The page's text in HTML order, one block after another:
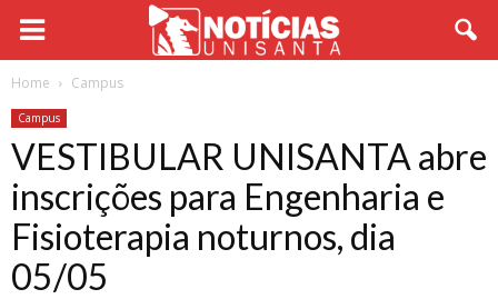
Home Campus
Campus
VESTIBULAR UNISANTA abre
inscrições para Engenharia e
Fisioterapia noturnos, dia
05/05